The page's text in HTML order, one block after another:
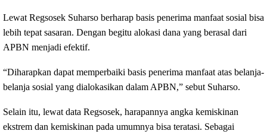
Lewat Regsosek Suharso berharap basis penerima manfaat sosial bisa
lebih tepat sasaran. Dengan begitu alokasi dana yang berasal dari
APBN menjadi efektif.
“Diharapkan dapat memperbaiki basis penerima manfaat atas belanja-
belanja sosial yang dialokasikan dalam APBN,” sebut Suharso.
Selain itu, lewat data Regsosek, harapannya angka kemiskinan
ekstrem dan kemiskinan pada umumnya bisa teratasi. Sebagai